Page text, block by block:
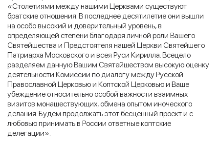
«Столетиями между нашими Церквами существуют
братские отношения. В последнее десятилетие они вышли
на особо высокий и доверительный уровень, в
определяющей степени благодаря личной роли Вашего
Святейшества и Предстоятеля нашей Церкви Святейшего
Патриарха Московского и всея Руси Кирилла. Всецело
разделяем данную Вашим Святейшеством высокую оценку
деятельности Комиссии по диалогу между Русской
Православной Церковью и Коптской Церковью и Ваше
убеждение относительно особой важности взаимных
визитов монашествующих, обмена опытом иноческого
делания. Будем продолжать этот бесценный проект и с
любовью принимать в России ответные коптские
делегации».